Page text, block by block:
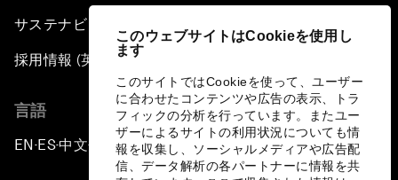
このウェブサイトはCookieを使用し
ます
このサイトではCookieを使って、ユーザー
に合わせたコンテンツや広告の表示、トラ
フィックの分析を行っています。またユー
ザーによるサイトの利用状況についても情
報を収集し、ソーシャルメディアや広告配
信、データ解析の各パートナーに情報を共
サステナビリティへの取り組み
採用情報 (英語のみ)
言語
EN ▪ES▪中文▪ 日本語